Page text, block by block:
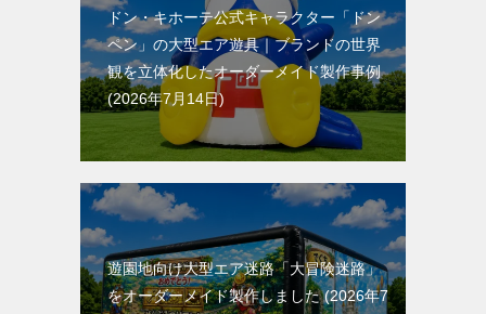
ドン・キホーテ公式キャラクター「ドン
ペン」の大型エア遊具｜ブランドの世界
観を立体化したオーダーメイド製作事例
2026年7月14日
遊園地向け大型エア迷路「大冒険迷路」
をオーダーメイド製作しました 2026年7